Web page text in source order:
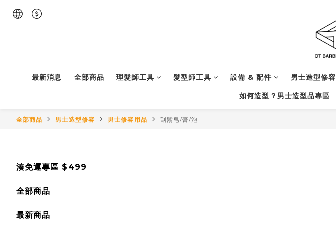
最新消息 全部商品 理髮師工具 髮型師工具 設備 & 配件 男士造型修容
如何造型？男士造型品專區
全部商品 男士造型修容 男士修容用品 刮鬍皂/膏/泡
湊免運專區 $499
全部商品
最新商品